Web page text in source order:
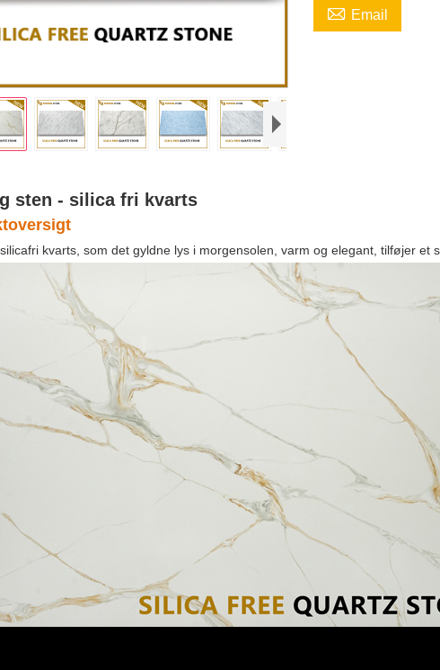
 Email
sten - silica fri kvarts
kvarts, som det gyldne lys i morgensolen, varm og elegant, tilføjer et